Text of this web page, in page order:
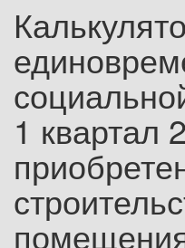
1 квартал